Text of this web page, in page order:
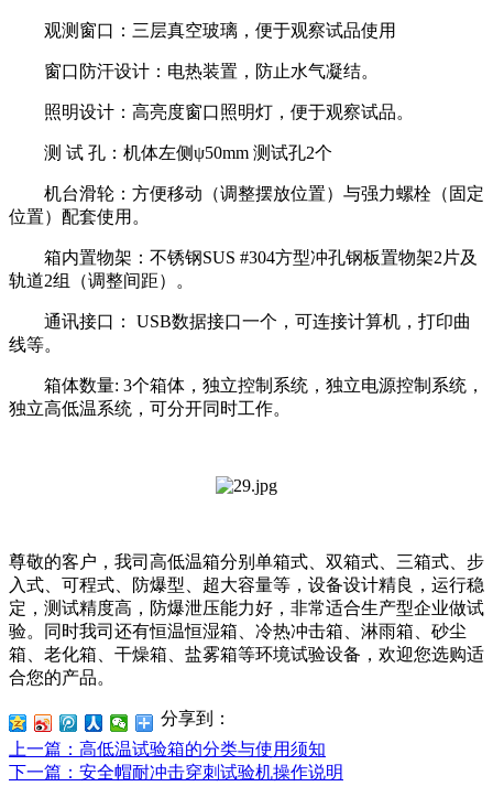
观测窗口：三层真空玻璃，便于观察试品使用
窗口防汗设计：电热装置，防止水气凝结。
照明设计：高亮度窗口照明灯，便于观察试品。
测 试 孔：机体左侧ψ50mm 测试孔2个
机台滑轮：方便移动（调整摆放位置）与强力螺栓（固定
位置）配套使用。
箱内置物架：不锈钢SUS #304方型冲孔钢板置物架2片及
轨道2组（调整间距）。
通讯接口： USB数据接口一个，可连接计算机，打印曲
线等。
箱体数量: 3个箱体，独立控制系统，独立电源控制系统，
独立高低温系统，可分开同时工作。
尊敬的客户，我司高低温箱分别单箱式、双箱式、三箱式、步
入式、可程式、防爆型、超大容量等，设备设计精良，运行稳
定，测试精度高，防爆泄压能力好，非常适合生产型企业做试
验。同时我司还有恒温恒湿箱、冷热冲击箱、淋雨箱、砂尘
箱、老化箱、干燥箱、盐雾箱等环境试验设备，欢迎您选购适
合您的产品。
分享到：
上一篇 ：高低温试验箱的分类与使用须知
下一篇 ：安全帽耐冲击穿刺试验机操作说明